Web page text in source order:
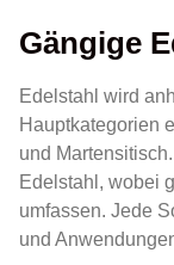
Gängige
Edelstahl wird
Hauptkategorien
und
Edelstahl, wobei
umfassen. Jede
und